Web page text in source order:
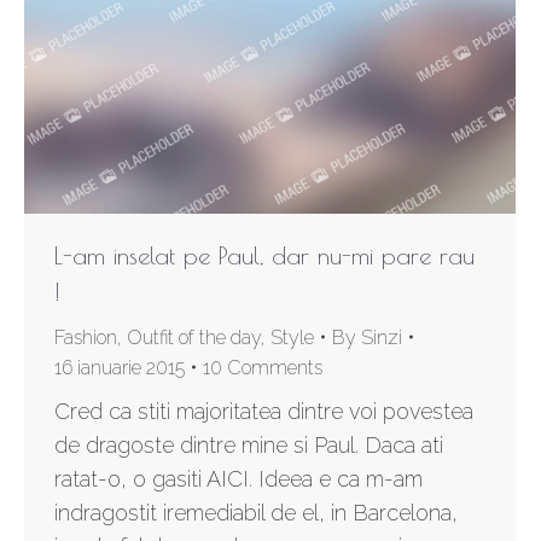
L-am inselat pe Paul, dar nu-mi pare rau
!
Fashion, Outfit of the day, Style By Sinzi
16 ianuarie 2015
10 Comments
Cred ca stiti majoritatea dintre voi povestea
de dragoste dintre mine si Paul. Daca ati
ratat-o, o gasiti AICI. Ideea e ca m-am
indragostit iremediabil de el, in Barcelona,